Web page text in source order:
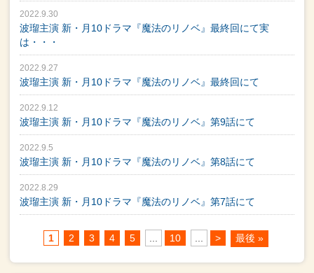
2022.9.30
波瑠主演 新・月10ドラマ『魔法のリノベ』最終回にて実
は・・・
2022.9.27
波瑠主演 新・月10ドラマ『魔法のリノベ』最終回にて
2022.9.12
波瑠主演 新・月10ドラマ『魔法のリノベ』第9話にて
2022.9.5
波瑠主演 新・月10ドラマ『魔法のリノベ』第8話にて
2022.8.29
波瑠主演 新・月10ドラマ『魔法のリノベ』第7話にて
1 2 3 4 5 10 > 最後 »